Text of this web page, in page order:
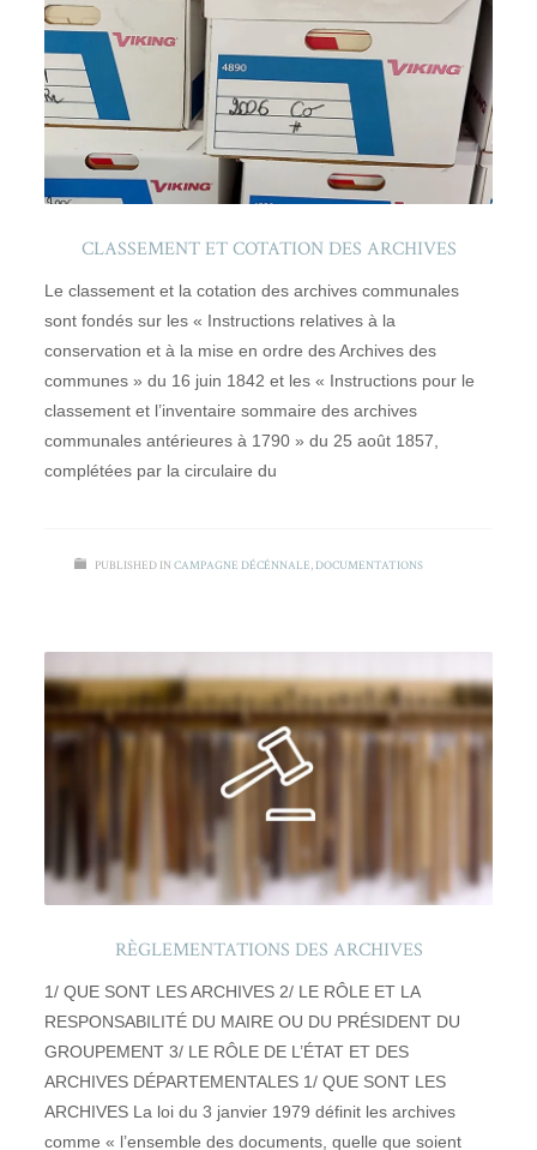
CLASSEMENT ET COTATION DES ARCHIVES
Le classement et la cotation des archives communales
sont fondés sur les « Instructions relatives à la
conservation et à la mise en ordre des Archives des
communes » du 16 juin 1842 et les « Instructions pour le
classement et l’inventaire sommaire des archives
communales antérieures à 1790 » du 25 août 1857,
complétées par la circulaire du
PUBLISHED IN CAMPAGNE DÉCÉNNALE, DOCUMENTATIONS
RÈGLEMENTATIONS DES ARCHIVES
1/ QUE SONT LES ARCHIVES 2/ LE RÔLE ET LA
RESPONSABILITÉ DU MAIRE OU DU PRÉSIDENT DU
GROUPEMENT 3/ LE RÔLE DE L’ÉTAT ET DES
ARCHIVES DÉPARTEMENTALES 1/ QUE SONT LES
ARCHIVES La loi du 3 janvier 1979 définit les archives
comme « l’ensemble des documents, quelle que soient